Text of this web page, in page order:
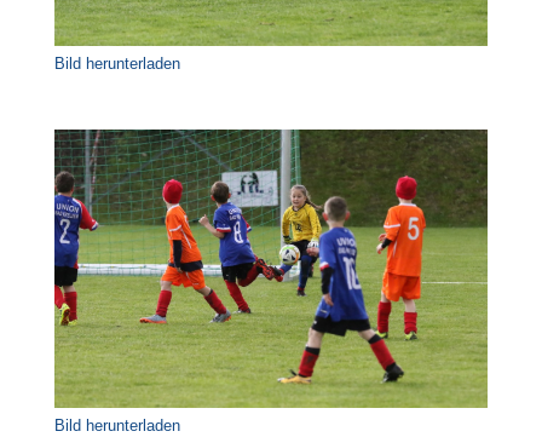
Bild herunterladen
Bild herunterladen